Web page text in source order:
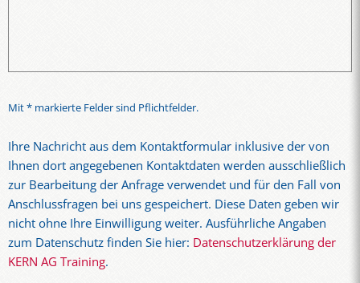
Mit * markierte Felder sind Pflichtfelder.
Ihre Nachricht aus dem Kontaktformular inklusive der von
Ihnen dort angegebenen Kontaktdaten werden ausschließlich
zur Bearbeitung der Anfrage verwendet und für den Fall von
Anschlussfragen bei uns gespeichert. Diese Daten geben wir
nicht ohne Ihre Einwilligung weiter. Ausführliche Angaben
zum Datenschutz finden Sie hier: Datenschutzerklärung der
KERN AG Training.